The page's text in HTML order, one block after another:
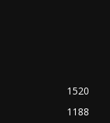
1520
1188